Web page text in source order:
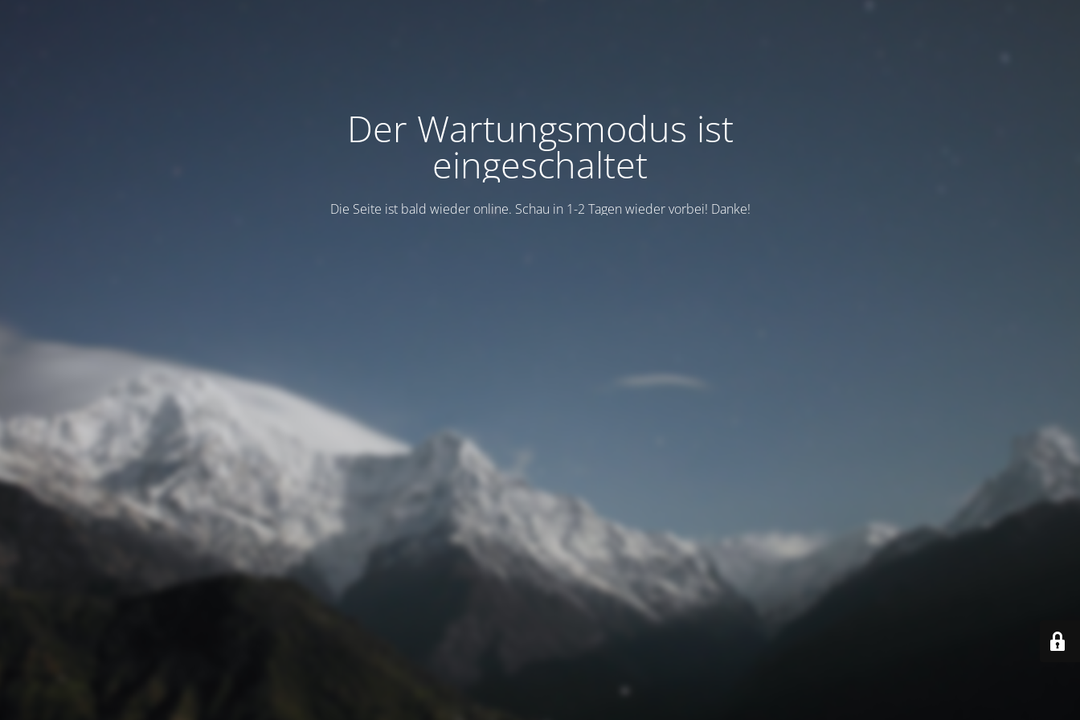
Der Wartungsmodus ist
eingeschaltet
Die Seite ist bald wieder online. Schau in 1-2 Tagen wieder vorbei! Danke!